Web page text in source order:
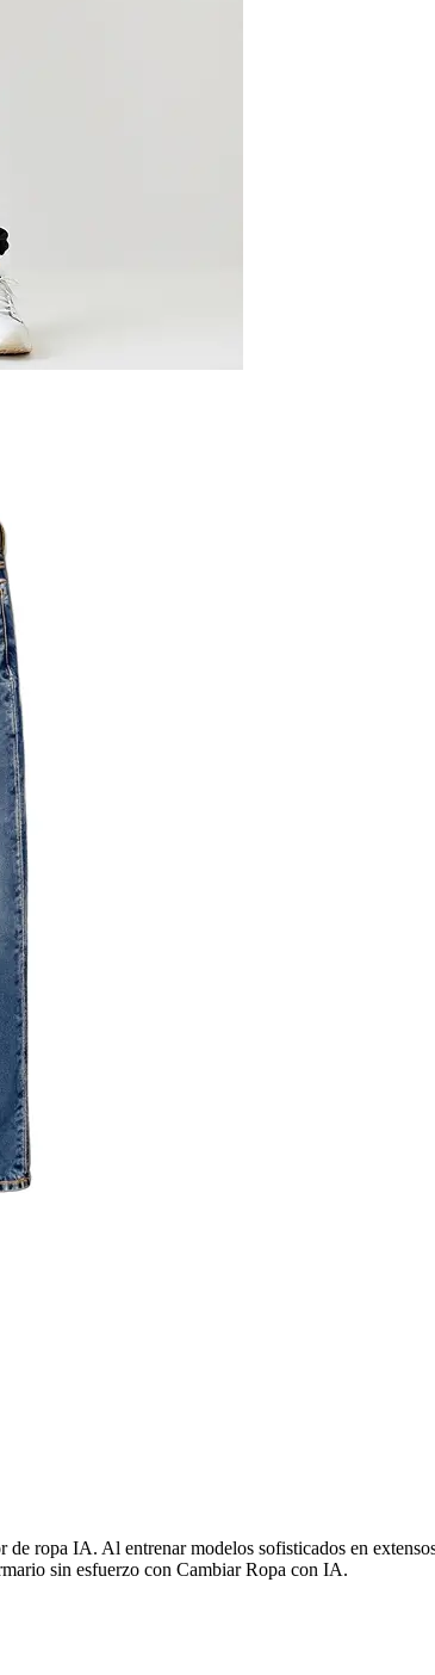
de ropa IA. Al entrenar modelos sofisticados en
sin esfuerzo con Cambiar Ropa con IA.